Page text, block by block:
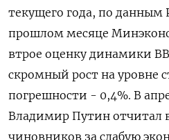
текущего года, по данным
‌прошлом месяце
втрое оценку динамики
скромный рост на уровне
погрешности - 0,4%. В
Владимир ​Путин отчитал
⁠чиновников за слабую